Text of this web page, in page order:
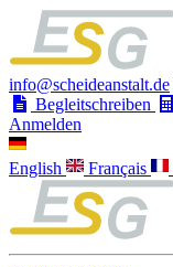
info@scheideanstalt.de
Begleitschreiben
Anmelden
English Français